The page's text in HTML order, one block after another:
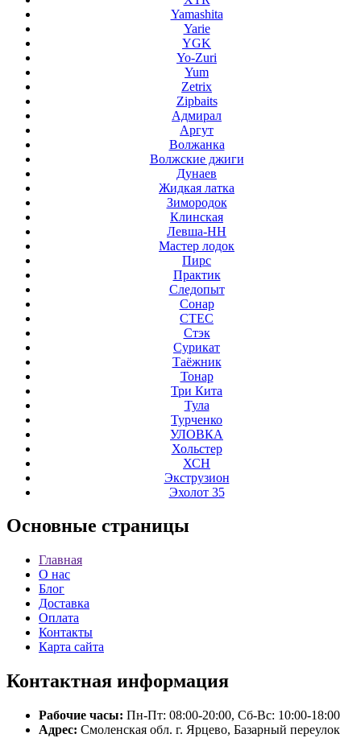
Yamashita
Yarie
YGK
Yo-Zuri
Yum
Zetrix
Zipbaits
Адмирал
Аргут
Волжанка
Волжские джиги
Дунаев
Жидкая латка
Зимородок
Клинская
Левша-НН
Мастер лодок
Пирс
Практик
Следопыт
Сонар
СТЕС
Стэк
Сурикат
Таёжник
Тонар
Три Кита
Тула
Турченко
УЛОВКА
Хольстер
ХСН
Экструзион
Эхолот 35
Основные страницы
Главная
О нас
Блог
Доставка
Оплата
Контакты
Карта сайта
Контактная информация
Рабочие часы: Пн-Пт: 08:00-20:00, Сб-Вс: 10:00-18:00
Адрес: Смоленская обл. г. Ярцево, Базарный переулок